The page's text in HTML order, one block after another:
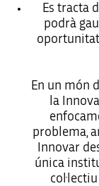
Es tracta
podrà
En un món
la
problema,
Innovar
única